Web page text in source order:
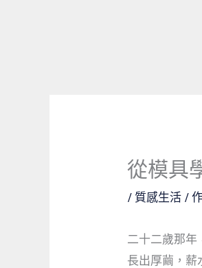
從模具
/ 質感生活 /
二十二歲那年
長出厚繭，薪